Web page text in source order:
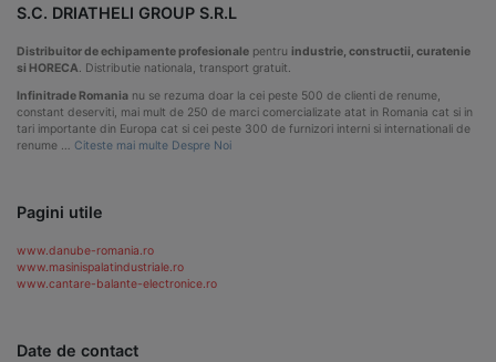
S.C. DRIATHELI GROUP S.R.L
Distribuitor de echipamente profesionale pentru industrie, constructii, curatenie
si HORECA. Distributie nationala, transport gratuit.
Infinitrade Romania nu se rezuma doar la cei peste 500 de clienti de renume,
constant deserviti, mai mult de 250 de marci comercializate atat in Romania cat si in
tari importante din Europa cat si cei peste 300 de furnizori interni si internationali de
renume … Citeste mai multe Despre Noi
Pagini utile
www.danube-romania.ro
www.masinispalatindustriale.ro
www.cantare-balante-electronice.ro
Date de contact